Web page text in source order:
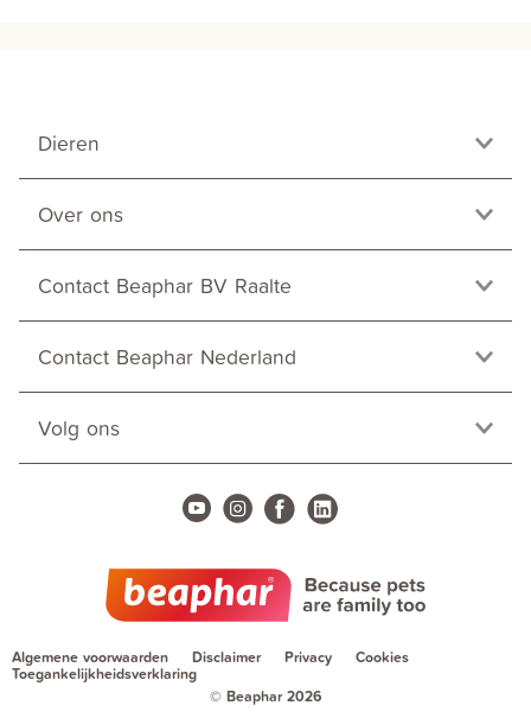
Dieren
Over ons
Contact Beaphar BV Raalte
Contact Beaphar Nederland
Volg ons
Algemene voorwaarden Disclaimer Privacy
Cookies
Toegankelijkheidsverklaring
© Beaphar 2026